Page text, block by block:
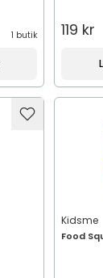
1 butik 119 kr
Kidsme
Food